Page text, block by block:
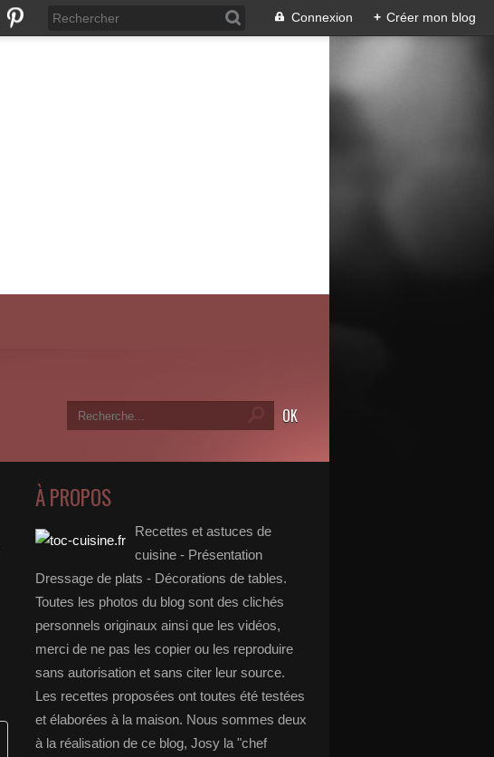
Connexion + Créer mon blog
À PROPOS
Recettes et astuces de
cuisine - Présentation
Dressage de plats - Décorations de tables.
Toutes les photos du blog sont des clichés
personnels originaux ainsi que les vidéos,
merci de ne pas les copier ou les reproduire
sans autorisation et sans citer leur source.
Les recettes proposées ont toutes été testées
et élaborées à la maison. Nous sommes deux
à la réalisation de ce blog, Josy la "chef